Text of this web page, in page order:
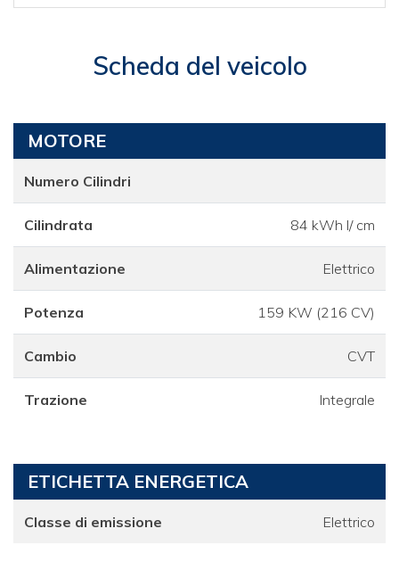
Scheda del veicolo
MOTORE
Numero Cilindri
Cilindrata 84 kWh l/ cm
Alimentazione Elettrico
Potenza 159 KW (216 CV)
Cambio CVT
Trazione Integrale
ETICHETTA ENERGETICA
Classe di emissione Elettrico